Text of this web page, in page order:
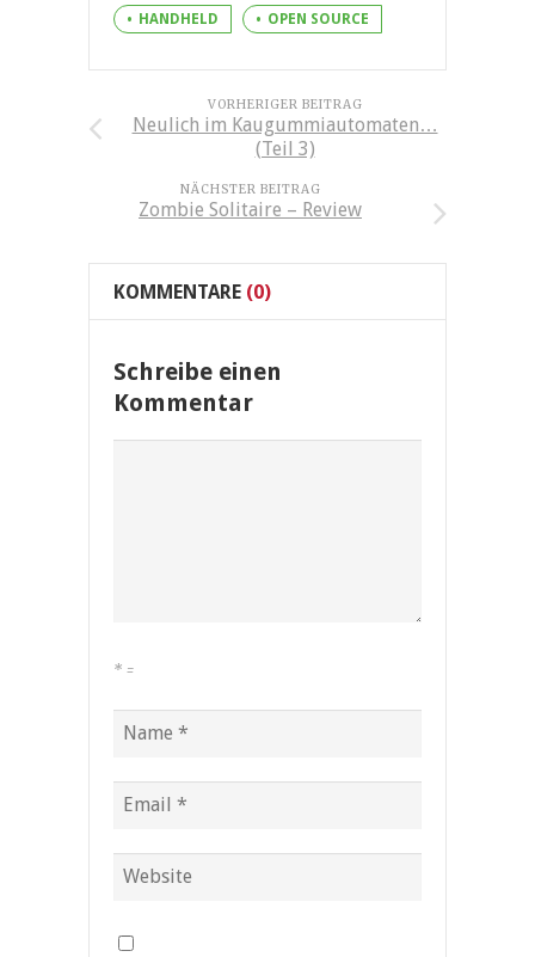
HANDHELD OPEN SOURCE
VORHERIGER BEITRAG
Neulich im Kaugummiautomaten…
(Teil 3)
NÄCHSTER BEITRAG
Zombie Solitaire – Review
KOMMENTARE (0)
Schreibe einen
Kommentar
* =